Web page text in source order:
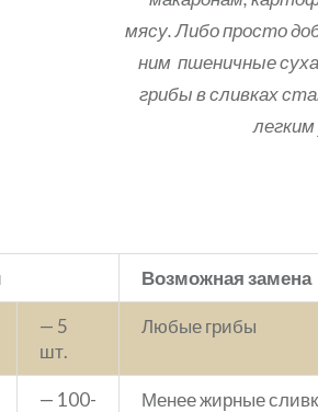
мясу. Либо просто
ним пшеничные
грибы в сливках
Возможная замена
— 5
шт.
Любые грибы
— 100-
Менее жирные